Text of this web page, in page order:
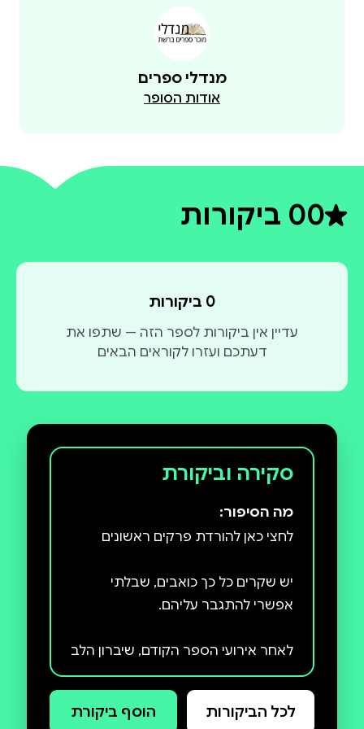
לחצי כאן להורדת פרקים ראשונים
מנדלי ספרים
אודות הסופר
0דירוג ממוצע 0 מתוך 5
0 ביקורות
0 ביקורות
עדיין אין ביקורות לספר הזה — שתפו את
דעתכם ועזרו לקוראים הבאים
סקירה וביקורת
מה הסיפור:
יש שקרים כל כך כואבים, שבלתי
לאחר אירועי הספר הקודם, שיברון הלב
והאובדן, סוואנה רוצה לשים קץ להכול.
היא פגועה וחבולה ומאמינה שאין
ביכולתה לשקם את חייה ולהפסיק
לכל הביקורות הוסף ביקורת